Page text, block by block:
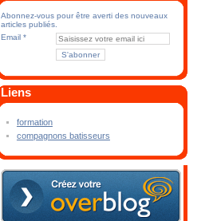
Abonnez-vous pour être averti des nouveaux
articles publiés.
Email
Liens
formation
compagnons batisseurs